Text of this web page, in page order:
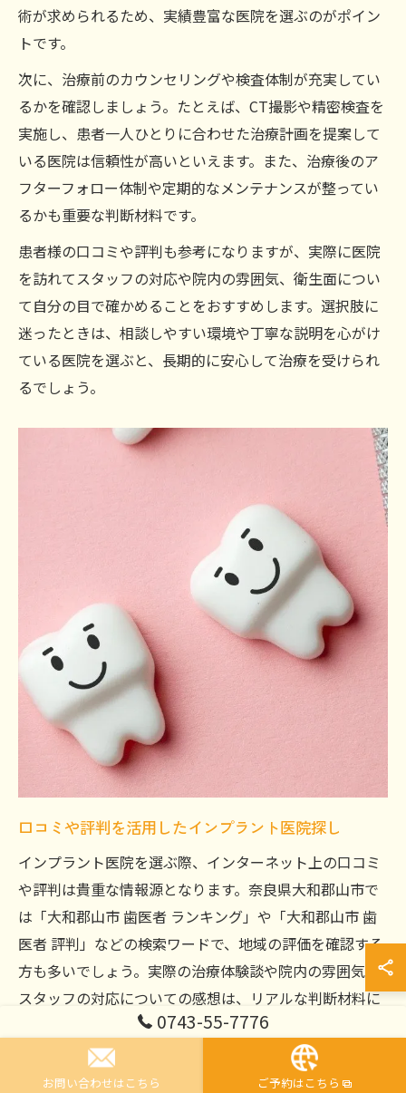
術が求められるため、実績豊富な医院を選ぶのがポイン
トです。
次に、治療前のカウンセリングや検査体制が充実してい
るかを確認しましょう。たとえば、CT撮影や精密検査を
実施し、患者一人ひとりに合わせた治療計画を提案して
いる医院は信頼性が高いといえます。また、治療後のア
フターフォロー体制や定期的なメンテナンスが整ってい
るかも重要な判断材料です。
患者様の口コミや評判も参考になりますが、実際に医院
を訪れてスタッフの対応や院内の雰囲気、衛生面につい
て自分の目で確かめることをおすすめします。選択肢に
迷ったときは、相談しやすい環境や丁寧な説明を心がけ
ている医院を選ぶと、長期的に安心して治療を受けられ
るでしょう。
口コミや評判を活用したインプラント医院探し
インプラント医院を選ぶ際、インターネット上の口コミ
や評判は貴重な情報源となります。奈良県大和郡山市で
は「大和郡山市 歯医者 ランキング」や「大和郡山市 歯
医者 評判」などの検索ワードで、地域の評価を確認する
方も多いでしょう。実際の治療体験談や院内の雰囲気、
スタッフの対応についての感想は、リアルな判断材料に
ただし、口コミ情報は必ずしも全てが正確とは限りませ
ん。良い評価だけでなく、悪い評価にも目を通し、その
0743-55-7776
お問い合わせはこちら ご予約はこちら